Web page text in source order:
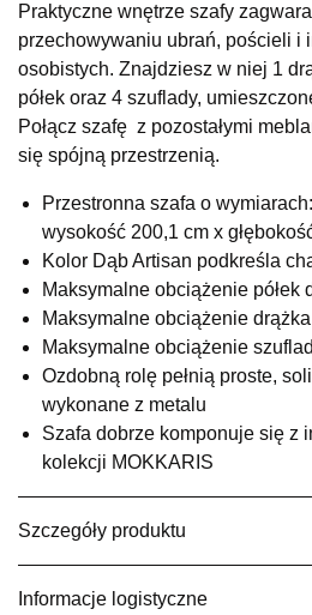
UL.RZEMIEŚLNICZA 6
66-470 KOSTRZYN NAD ODRĄ
Nr tel.507103199
Godziny otwarcia
Pn-Pt: 10:00-18:00, Sb: 10:00-
SALON MEBLOWY M JAK
Salon meblowy
UL.BASZTOWA 3
76-100 SŁAWNO
Nr tel.502668736
Adres e-mail: pph.catrin@wp.pl
Godziny otwarcia
Praktyczne wnętrze szafy
przechowywaniu ubrań, pościeli i
osobistych. Znajdziesz w niej 1
półek oraz 4 szuflady,
Połącz szafę z pozostałymi
się spójną przestrzenią.
Przestronna szafa o
wysokość 200,1 cm x
Kolor Dąb Artisan podkreśla
Maksymalne obciążenie półek
Maksymalne obciążenie
Maksymalne obciążenie
Ozdobną rolę pełnią proste,
wykonane z metalu
Szafa dobrze komponuje się z
kolekcji MOKKARIS
Szczegóły produktu
Informacje logistyczne